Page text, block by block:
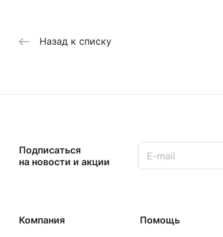
Назад к списку
Подписаться
на новости и акции
Компания Помощь